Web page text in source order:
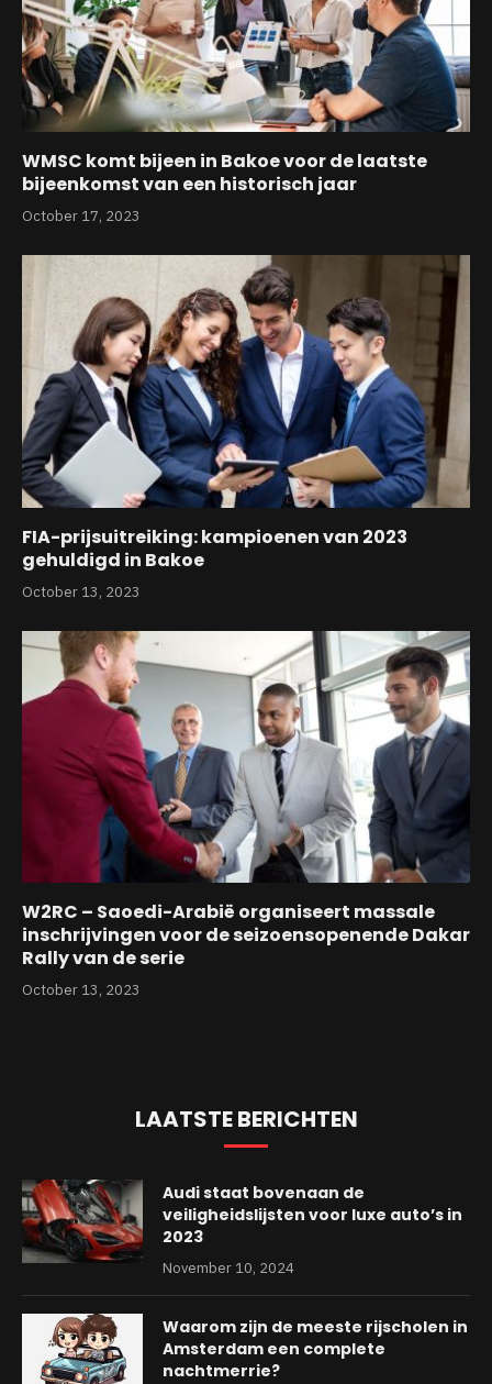
WMSC komt bijeen in Bakoe voor de laatste
bijeenkomst van een historisch jaar
October 17, 2023
FIA-prijsuitreiking: kampioenen van 2023
gehuldigd in Bakoe
October 13, 2023
W2RC – Saoedi-Arabië organiseert massale
inschrijvingen voor de seizoensopenende Dakar
Rally van de serie
October 13, 2023
LAATSTE BERICHTEN
Audi staat bovenaan de
veiligheidslijsten voor luxe auto’s in
2023
November 10, 2024
Waarom zijn de meeste rijscholen in
Amsterdam een complete
nachtmerrie?